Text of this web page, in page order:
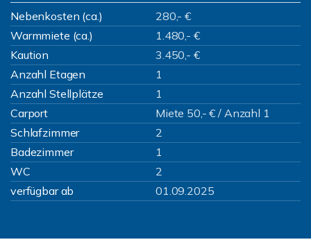
Nebenkosten (ca.)
280,- €
Warmmiete (ca.)
1.480,- €
Kaution
3.450,- €
Anzahl Etagen
1
Anzahl Stellplätze
1
Carport
Miete 50,- € / Anzahl 1
Schlafzimmer
2
Badezimmer
1
WC
2
verfügbar ab
01.09.2025